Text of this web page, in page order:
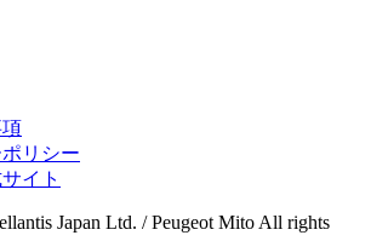
リシー
イト
Japan Ltd. / Peugeot Mito All rights